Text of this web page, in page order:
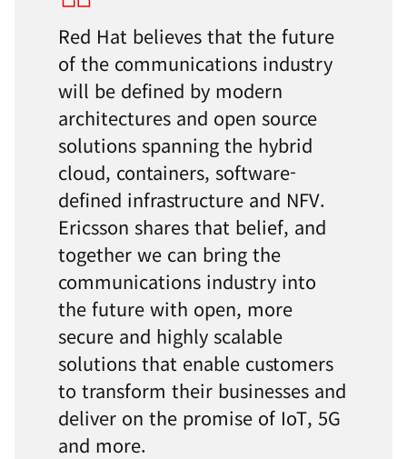
Red Hat believes that the future
of the communications industry
will be defined by modern
architectures and open source
solutions spanning the hybrid
cloud, containers, software-
defined infrastructure and NFV.
Ericsson shares that belief, and
together we can bring the
communications industry into
the future with open, more
secure and highly scalable
solutions that enable customers
to transform their businesses and
deliver on the promise of IoT, 5G
and more.